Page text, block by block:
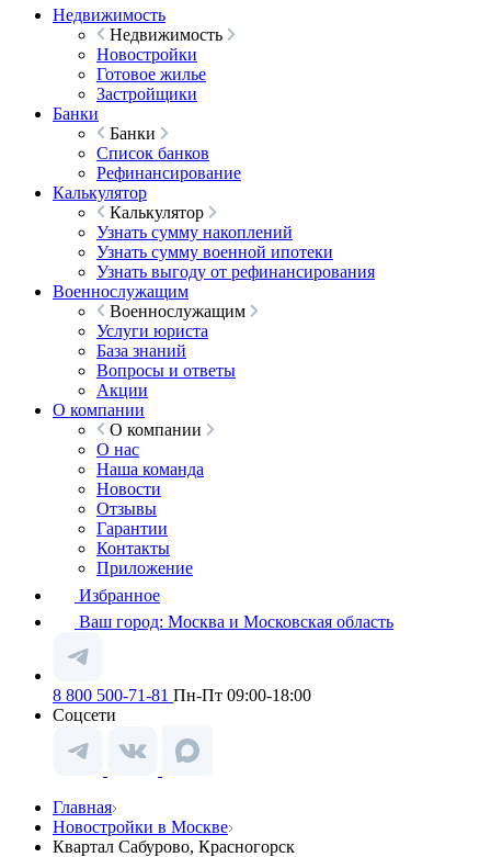
Недвижимость
Недвижимость
Новостройки
Готовое жилье
Застройщики
Банки
Банки
Список банков
Рефинансирование
Калькулятор
Калькулятор
Узнать сумму накоплений
Узнать сумму военной ипотеки
Узнать выгоду от рефинансирования
Военнослужащим
Военнослужащим
Услуги юриста
База знаний
Вопросы и ответы
Акции
О компании
О компании
О нас
Наша команда
Новости
Отзывы
Гарантии
Контакты
Приложение
Избранное
Ваш город: Москва и Московская область
8 800 500-71-81 Пн-Пт 09:00-18:00
Соцсети
Главная
Новостройки в Москве
Квартал Сабурово, Красногорск